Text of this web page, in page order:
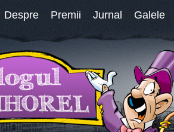
Despre Premii Jurnal Galele